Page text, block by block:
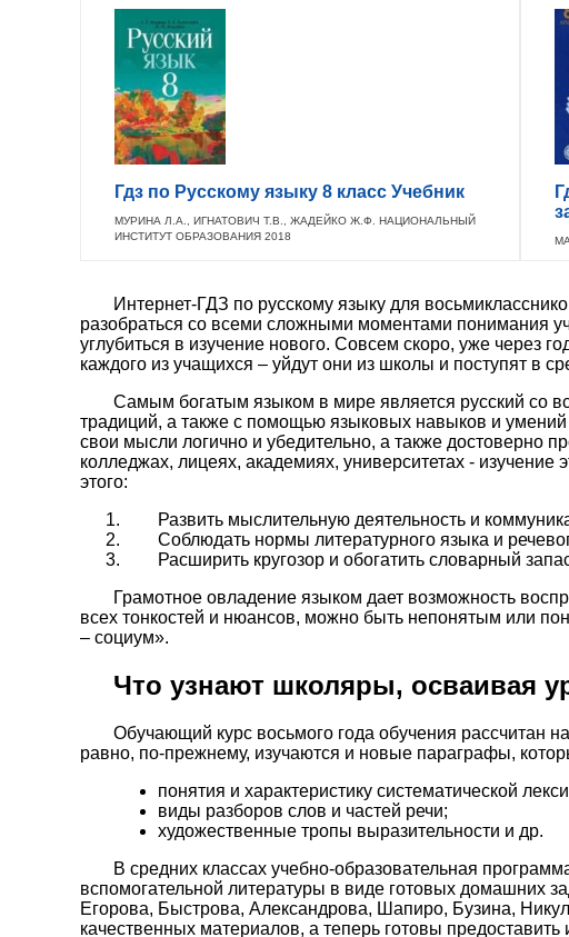
Гдз по Русскому языку 8 класс Учебник
МУРИНА Л.А., ИГНАТОВИЧ Т.В., ЖАДЕЙКО Ж.Ф. НАЦИОНАЛЬНЫЙ
ИНСТИТУТ ОБРАЗОВАНИЯ 2018
Интернет-ГДЗ по русскому языку для
разобраться со всеми сложными моментами понимания
углубиться в изучение нового. Совсем скоро, уже через
каждого из учащихся – уйдут они из школы и поступят в
Самым богатым языком в мире является русский со
традиций, а также с помощью языковых навыков и
свои мысли логично и убедительно, а также достоверно
колледжах, лицеях, академиях, университетах -
этого:
Развить мыслительную деятельность и
Соблюдать нормы литературного языка и
Расширить кругозор и обогатить словарный
Грамотное овладение языком дает возможность
всех тонкостей и нюансов, можно быть непонятым или
– социум».
Что узнают школяры, осваивая
Обучающий курс восьмого года обучения рассчитан
равно, по-прежнему, изучаются и новые параграфы,
понятия и характеристику систематической
виды разборов слов и частей речи;
художественные тропы выразительности и др.
В средних классах учебно-образовательная
вспомогательной литературы в виде готовых домашних
Егорова, Быстрова, Александрова, Шапиро, Бузина,
качественных материалов, а теперь готовы